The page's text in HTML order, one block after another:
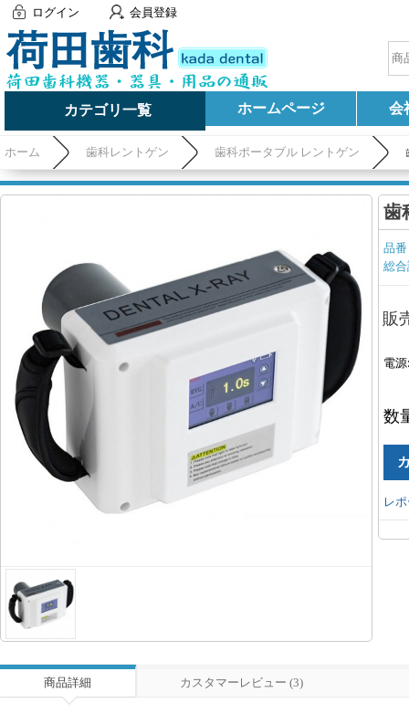
ログイン 会員登録
カテゴリ一覧 ホームページ 会
ホーム 歯科レントゲン 歯科ポータブル レントゲン
歯
品
総
販
電源:
数
レ
商品詳細 カスタマーレビュー (3)